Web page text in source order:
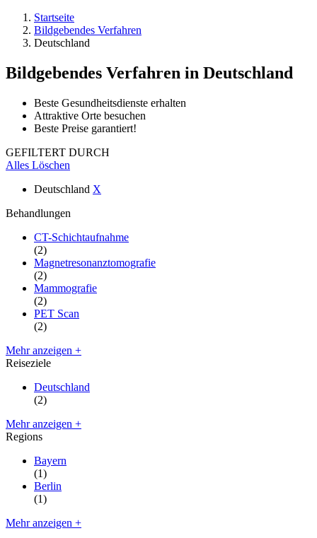
Startseite
Bildgebendes Verfahren
Deutschland
Bildgebendes Verfahren in Deutschland
Beste Gesundheitsdienste erhalten
Attraktive Orte besuchen
Beste Preise garantiert!
GEFILTERT DURCH
Alles Löschen
Deutschland X
Behandlungen
CT-Schichtaufnahme
(2)
Magnetresonanztomografie
(2)
Mammografie
(2)
PET Scan
(2)
Mehr anzeigen +
Reiseziele
Deutschland
(2)
Mehr anzeigen +
Regions
Bayern
(1)
Berlin
(1)
Mehr anzeigen +